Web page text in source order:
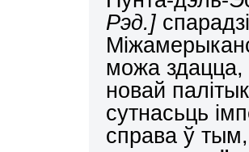
Рэд.]
можа здацца,
новай
сутнасьць
справа ў